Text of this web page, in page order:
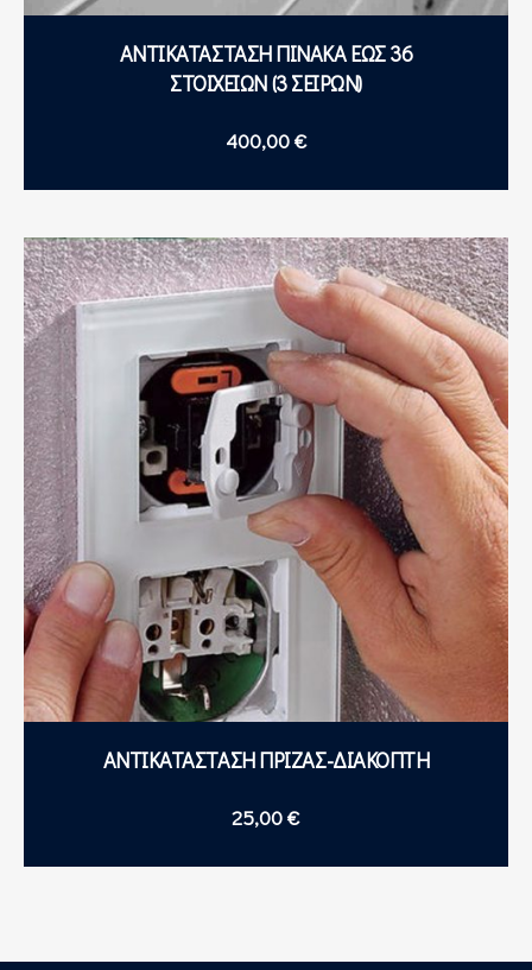
ΑΝΤΙΚΑΤΑΣΤΑΣΗ ΠΙΝΑΚΑ ΕΩΣ 36
ΣΤΟΙΧΕΙΩΝ (3 ΣΕΙΡΩΝ)
400,00€
ΑΝΤΙΚΑΤΑΣΤΑΣΗ ΠΡΙΖΑΣ-ΔΙΑΚΟΠΤΗ
25,00€
PREVIOUS